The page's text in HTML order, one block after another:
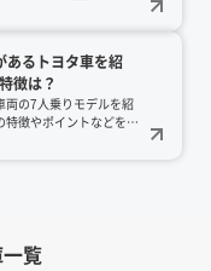
あるトヨタ車を紹
徴は？
両の7人乗りモデルを紹
特徴やポイントなどを解
覧